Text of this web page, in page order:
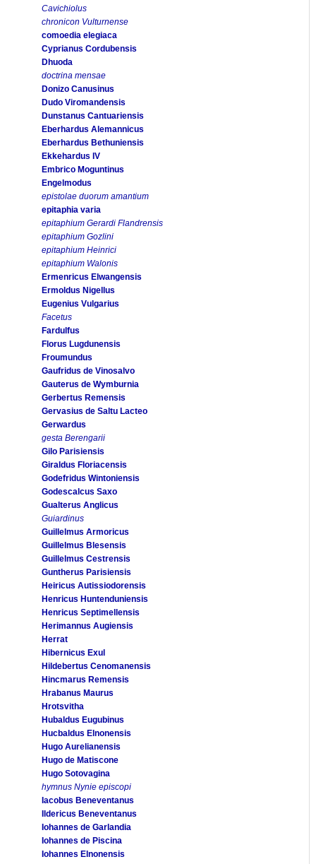
Cavichiolus
chronicon Vulturnense
comoedia elegiaca
Cyprianus Cordubensis
Dhuoda
doctrina mensae
Donizo Canusinus
Dudo Viromandensis
Dunstanus Cantuariensis
Eberhardus Alemannicus
Eberhardus Bethuniensis
Ekkehardus IV
Embrico Moguntinus
Engelmodus
epistolae duorum amantium
epitaphia varia
epitaphium Gerardi Flandrensis
epitaphium Gozlini
epitaphium Heinrici
epitaphium Walonis
Ermenricus Elwangensis
Ermoldus Nigellus
Eugenius Vulgarius
Facetus
Fardulfus
Florus Lugdunensis
Froumundus
Gaufridus de Vinosalvo
Gauterus de Wymburnia
Gerbertus Remensis
Gervasius de Saltu Lacteo
Gerwardus
gesta Berengarii
Gilo Parisiensis
Giraldus Floriacensis
Godefridus Wintoniensis
Godescalcus Saxo
Gualterus Anglicus
Guiardinus
Guillelmus Armoricus
Guillelmus Blesensis
Guillelmus Cestrensis
Guntherus Parisiensis
Heiricus Autissiodorensis
Henricus Huntenduniensis
Henricus Septimellensis
Herimannus Augiensis
Herrat
Hibernicus Exul
Hildebertus Cenomanensis
Hincmarus Remensis
Hrabanus Maurus
Hrotsvitha
Hubaldus Eugubinus
Hucbaldus Elnonensis
Hugo Aurelianensis
Hugo de Matiscone
Hugo Sotovagina
hymnus Nynie episcopi
Iacobus Beneventanus
Ildericus Beneventanus
Iohannes de Garlandia
Iohannes de Piscina
Iohannes Elnonensis